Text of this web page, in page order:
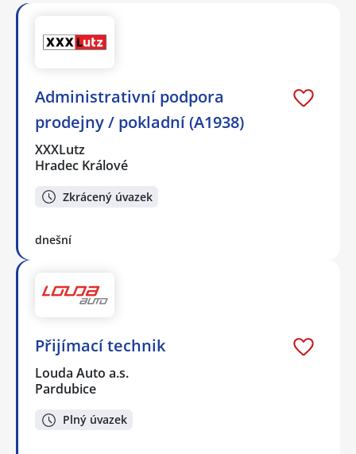
Administrativní podpora
prodejny / pokladní (A1938)
XXXLutz
Hradec Králové
Zkrácený úvazek
dnešní
Přijímací technik
Louda Auto a.s.
Pardubice
Plný úvazek